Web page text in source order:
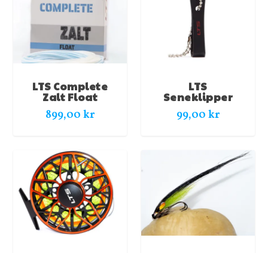
LTS Complete
Zalt Float
899,00kr
LTS
Seneklipper
99,00 kr